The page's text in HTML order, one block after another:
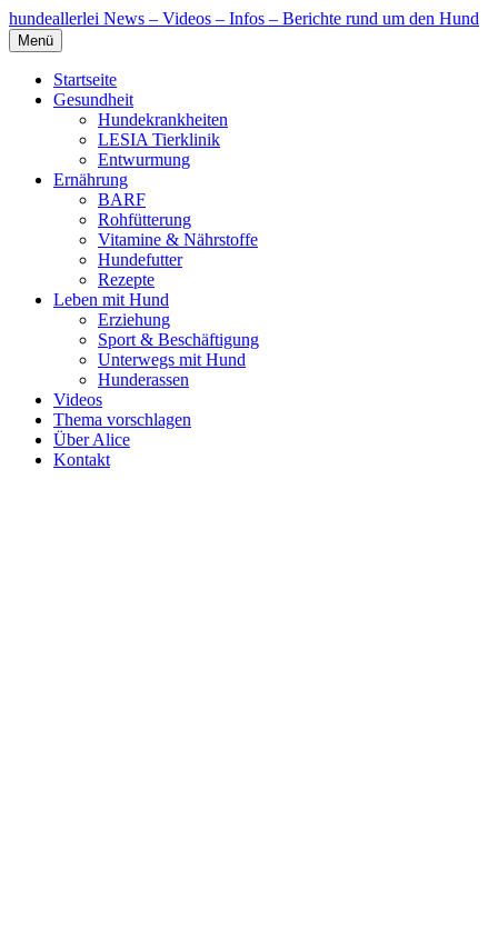
hundeallerlei News – Videos – Infos – Berichte rund um den Hund
Menü
Startseite
Gesundheit
Hundekrankheiten
LESIA Tierklinik
Entwurmung
Ernährung
BARF
Rohfütterung
Vitamine & Nährstoffe
Hundefutter
Rezepte
Leben mit Hund
Erziehung
Sport & Beschäftigung
Unterwegs mit Hund
Hunderassen
Videos
Thema vorschlagen
Über Alice
Kontakt